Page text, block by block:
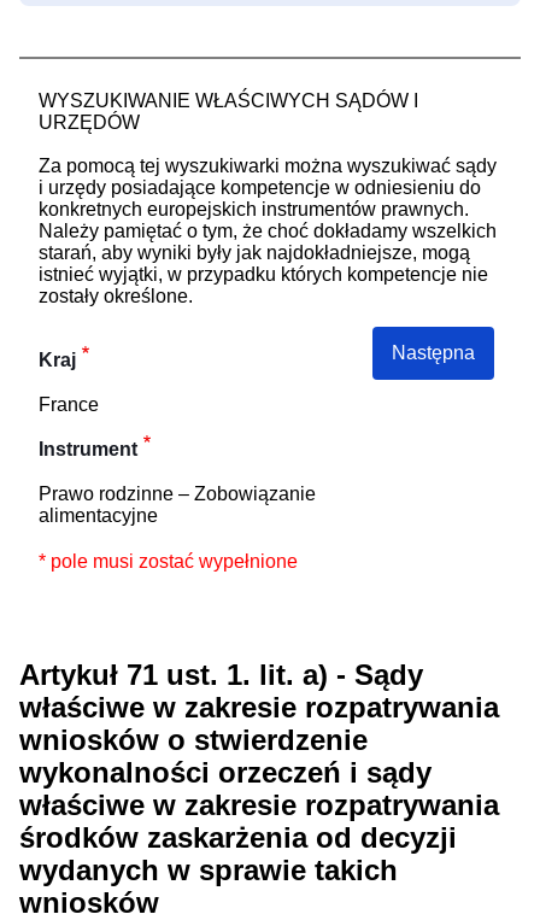
WYSZUKIWANIE WŁAŚCIWYCH SĄDÓW I
URZĘDÓW
Za pomocą tej wyszukiwarki można wyszukiwać sądy
i urzędy posiadające kompetencje w odniesieniu do
konkretnych europejskich instrumentów prawnych.
Należy pamiętać o tym, że choć dokładamy wszelkich
starań, aby wyniki były jak najdokładniejsze, mogą
istnieć wyjątki, w przypadku których kompetencje nie
zostały określone.
Kraj
France
Instrument
Prawo rodzinne – Zobowiązanie
alimentacyjne
* pole musi zostać wypełnione
Następna
Artykuł 71 ust. 1. lit. a) - Sądy
właściwe w zakresie rozpatrywania
wniosków o stwierdzenie
wykonalności orzeczeń i sądy
właściwe w zakresie rozpatrywania
środków zaskarżenia od decyzji
wydanych w sprawie takich
wniosków